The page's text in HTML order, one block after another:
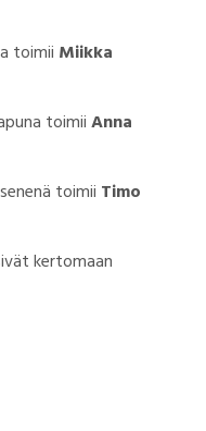
toimii Miikka
toimiiAnna
toimii Timo
kertomaan